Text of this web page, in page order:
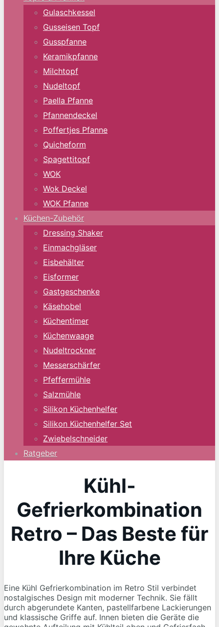
Gulaschkessel
Gusseisen Topf
Gusspfanne
Keramikpfanne
Milchtopf
Nudeltopf
Paella Pfanne
Pfannendeckel
Poffertjes Pfanne
Quicheform
Spagettitopf
WOK
Wok Deckel
WOK Pfanne
Küchen-Zubehör
Dressing Shaker
Einmachgläser
Eisbehälter
Eisformer
Gastgeschenke
Käsehobel
Küchentimer
Küchenwaage
Nudeltrockner
Messerschärfer
Pfeffermühle
Salzmühle
Silikon Küchenhelfer
Silikon Küchenhelfer Set
Zwiebelschneider
Ratgeber
Kühl-
Gefrierkombination
Retro – Das Beste für
Ihre Küche
Eine Kühl Gefrierkombination im Retro Stil verbindet
nostalgisches Design mit moderner Technik. Sie fällt
durch abgerundete Kanten, pastellfarbene Lackierungen
und klassische Griffe auf. Innen bieten die Geräte die